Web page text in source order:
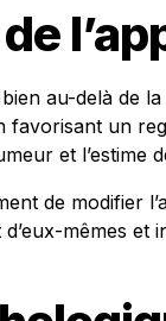
au-delà de
un
et l’estime
de modifier
mêmes et